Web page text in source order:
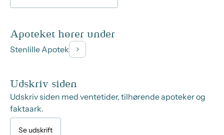
Apoteket hører under
Stenlille Apotek
Udskriv siden
Udskriv siden med ventetider, tilhørende apoteker og
faktaark.
Se udskrift